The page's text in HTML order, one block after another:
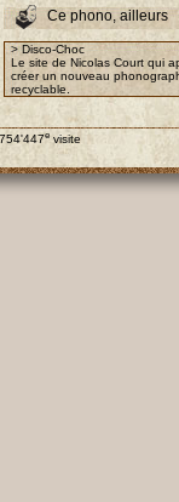
Ce phono, ailleurs
> Disco-Choc
Le site de Nicolas Court qui
créer un nouveau
recyclable.
e visite